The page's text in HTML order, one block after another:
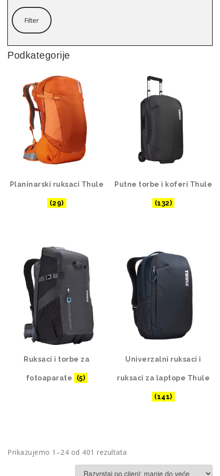
Filter
Podkategorije
Planinarski ruksaci Thule
(29)
Putne torbe i koferi Thule
(132)
Ruksaci i torbe za
fotoaparate (5)
Univerzalni ruksaci i
ruksaci za laptope Thule
(141)
Prikazujemo 1–24 od 401 rezultata
po
cijeni: